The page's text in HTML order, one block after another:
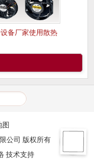
备厂家使用散热
图
公司 版权所有
技术支持